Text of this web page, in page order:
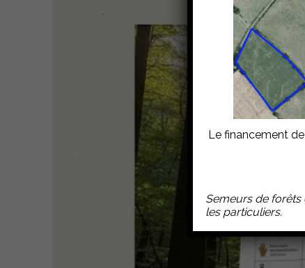
Le financement
Semeurs de forêts
les particuliers.